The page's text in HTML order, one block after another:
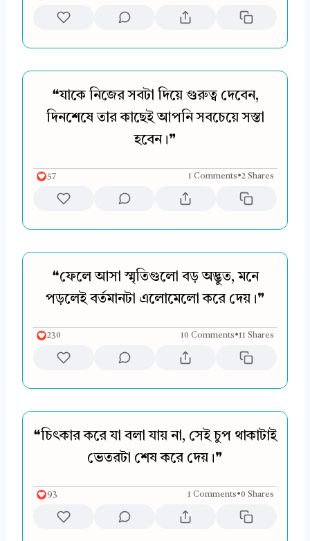
❝যাকে নিজের সবটা দিয়ে গুরুত্ব দেবেন,
দিনশেষে তার কাছেই আপনি সবচেয়ে সস্তা
হবেন।❞
57 1 Comments•2 Shares
❝ফেলে আসা স্মৃতিগুলো বড় অদ্ভুত, মনে
পড়লেই বর্তমানটা এলোমেলো করে দেয়।❞
230 10 Comments•11 Shares
❝চিৎকার করে যা বলা যায় না, সেই চুপ থাকাটাই
ভেতরটা শেষ করে দেয়।❞
93 1 Comments•0 Shares